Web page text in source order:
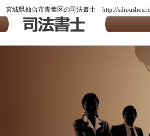
宮城県仙台市青葉区の司法書士 http://